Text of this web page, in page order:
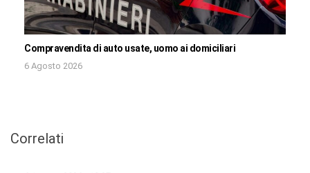
Compravendita di auto usate, uomo ai domiciliari
6 Agosto 2026
Correlati